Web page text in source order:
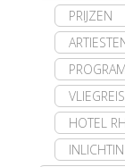
PRIJZEN
VLIEGREIS
HOTEL